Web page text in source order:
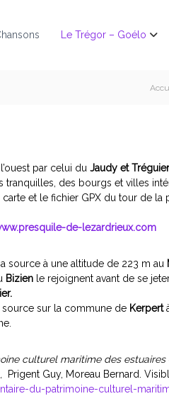
Le Trégor – Goélo
par celui du Jaudy et Tréguier
tranquilles, des bourgs et villes
et le fichier GPX du tour de la
de-lezardrieux.com
source à une altitude de 223 m au
Bizien le rejoignent avant de se
source sur la commune de Kerpert
culturel maritime des estuaires
Prigent Guy, Moreau Bernard.
du-patrimoine-culturel-